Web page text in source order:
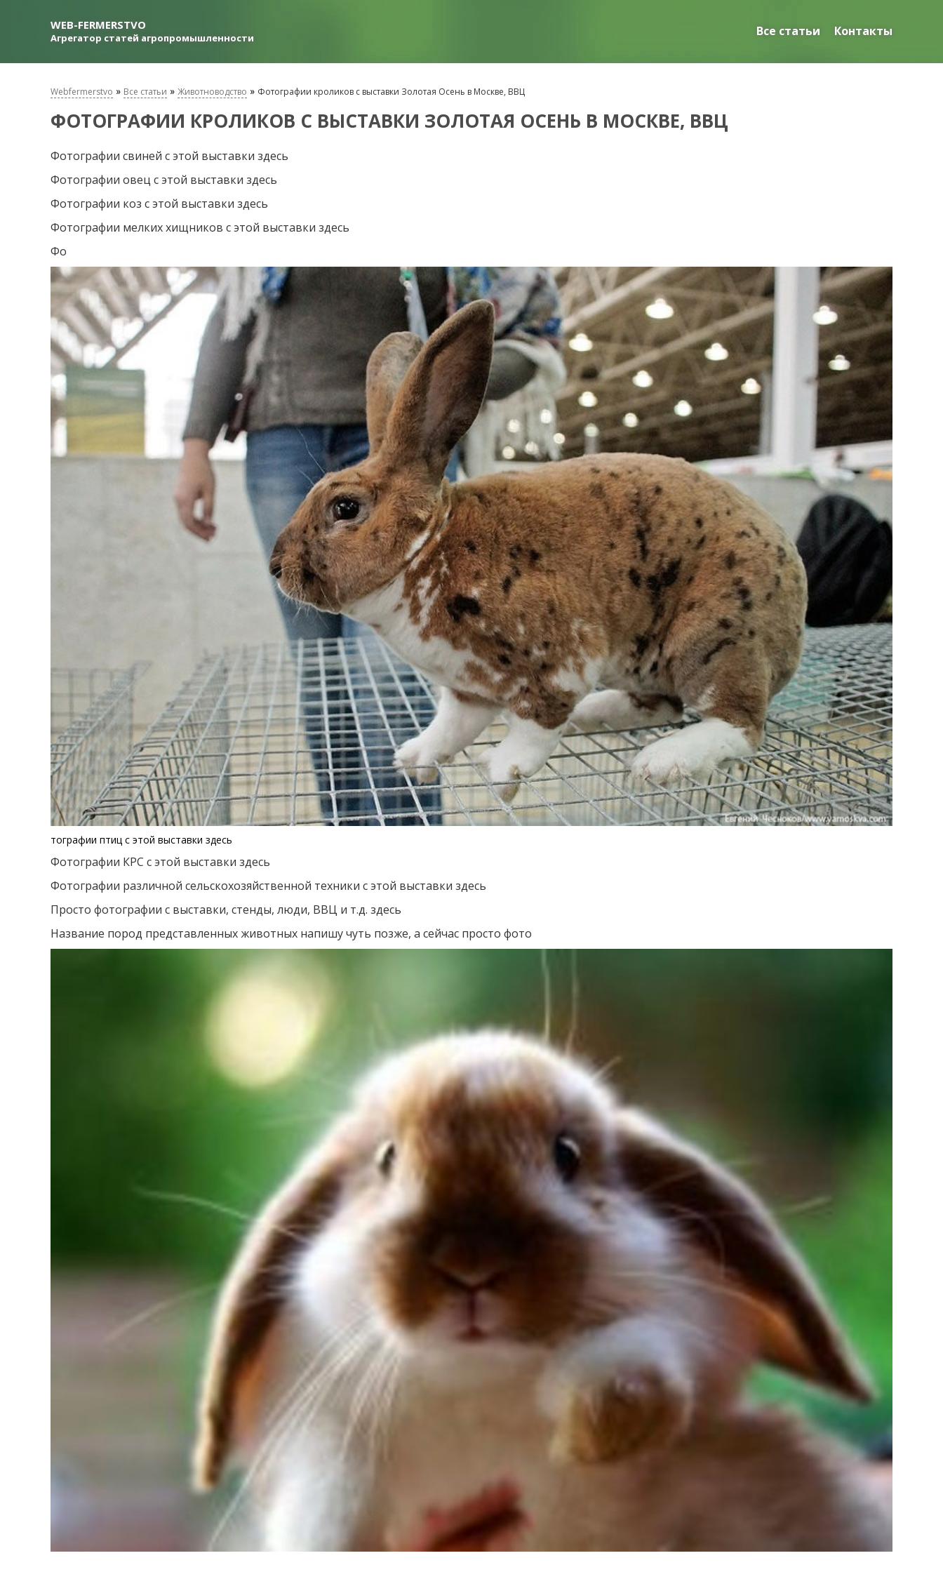
WEB-FERMERSTVO
Агрегатор статей агропромышленности Все статьи Контакты
Webfermerstvo » Все статьи » Животноводство » Фотографии кроликов с выставки Золотая Осень в Москве, ВВЦ
ФОТОГРАФИИ КРОЛИКОВ С ВЫСТАВКИ ЗОЛОТАЯ ОСЕНЬ В МОСКВЕ, ВВЦ
Фотографии свиней с этой выставки здесь
Фотографии овец с этой выставки здесь
Фотографии коз с этой выставки здесь
Фотографии мелких хищников с этой выставки здесь
Фо
тографии птиц с этой выставки здесь
Фотографии КРС с этой выставки здесь
Фотографии различной сельскохозяйственной техники с этой выставки здесь
Просто фотографии с выставки, стенды, люди, ВВЦ и т.д. здесь
Название пород представленных животных напишу чуть позже, а сейчас просто фото